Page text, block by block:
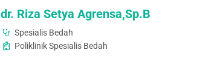
dr. Riza Setya Agrensa,Sp.B
Spesialis Bedah
Poliklinik Spesialis Bedah